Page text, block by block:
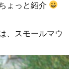
ょっと紹介
、スモールマウ